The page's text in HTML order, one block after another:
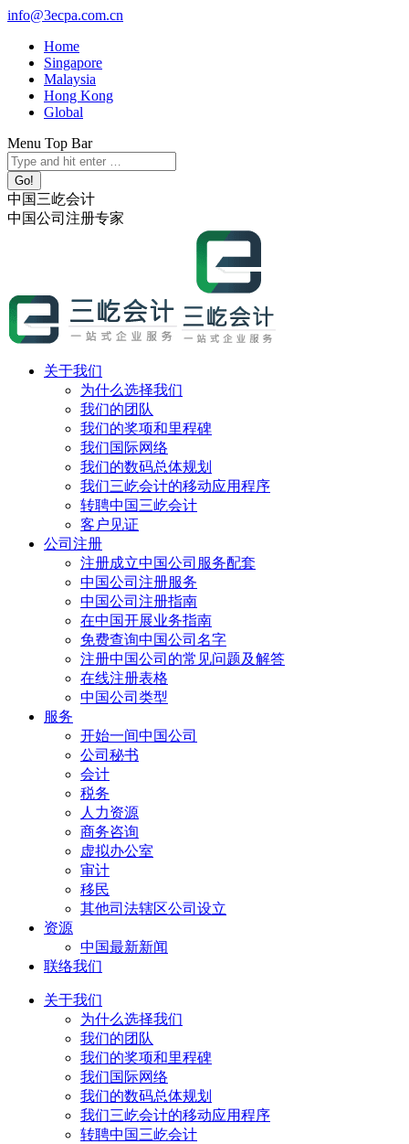
跳
info@3ecpa.com.cn
Home
Singapore
Malaysia
Hong Kong
Global
Menu Top Bar
X
page
opens
in
new
YouTube
page
opens
in
new
Linkedin
page
opens
in
new
Instagram
page
opens
in
new
Search:
中国三屹会计
中国公司注册专家
关于我们
为什么选择我们
我们的团队
我们的奖项和里程碑
我们国际网络
我们的数码总体规划
我们三屹会计的移动应用程序
转聘中国三屹会计
客户见证
公司注册
注册成立中国公司服务配套
中国公司注册服务
中国公司注册指南
在中国开展业务指南
免费查询中国公司名字
注册中国公司的常见问题及解答
在线注册表格
中国公司类型
服务
开始一间中国公司
公司秘书
会计
税务
人力资源
商务咨询
虚拟办公室
审计
移民
其他司法辖区公司设立
资源
中国最新新闻
联络我们
关于我们
为什么选择我们
我们的团队
我们的奖项和里程碑
我们国际网络
我们的数码总体规划
我们三屹会计的移动应用程序
转聘中国三屹会计